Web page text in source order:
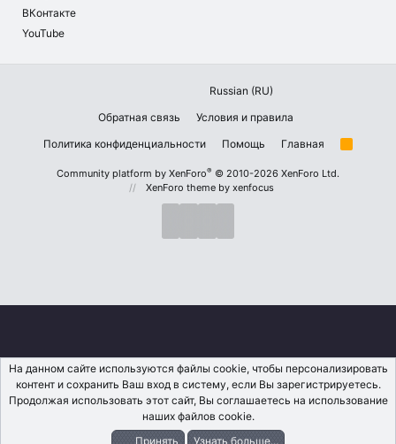
ВКонтакте
YouTube
Russian (RU)
Обратная связь
Условия и правила
Политика конфиденциальности
Помощь Главная
R
Community platform by XenForo® © 2010-2026 XenForo Ltd.
XenForo theme by xenfocus
На данном сайте используются файлы cookie, чтобы персонализировать
контент и сохранить Ваш вход в систему, если Вы зарегистрируетесь.
Продолжая использовать этот сайт, Вы соглашаетесь на использование
наших файлов cookie.
Принять
Узнать больше...